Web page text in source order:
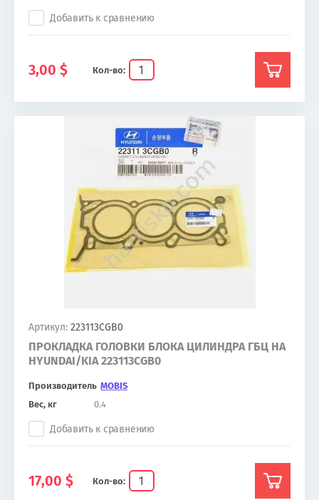
Кол-во:
Добавить к сравнению
3,00 $
Артикул: 223113CGB0
ПРОКЛАДКА ГОЛОВКИ БЛОКА ЦИЛИНДРА ГБЦ НА
HYUNDAI/KIA 223113CGB0
Производитель MOBIS
Вес, кг
0.4
Кол-во:
Добавить к сравнению
17,00 $